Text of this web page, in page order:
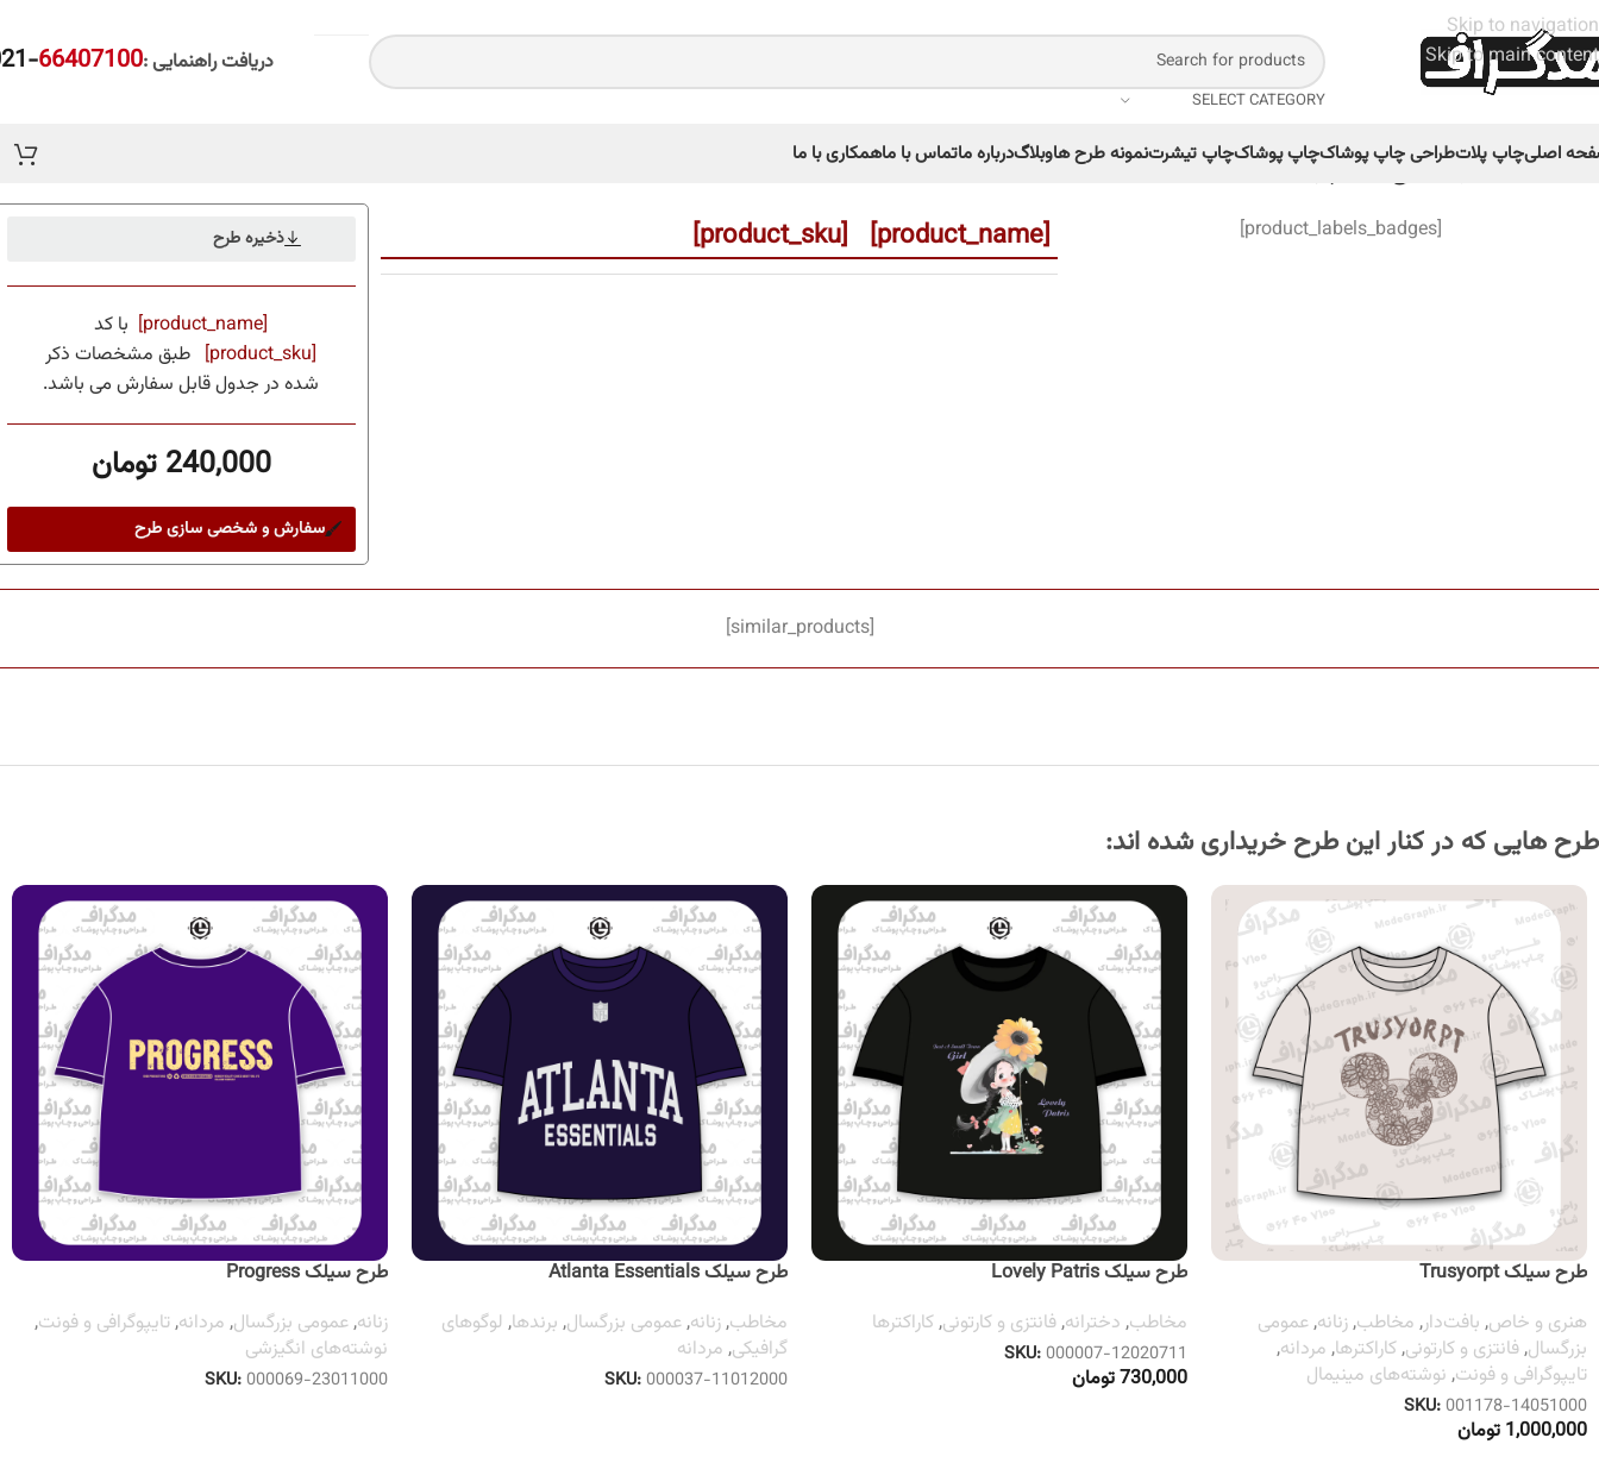
Skip to navigation
Skip to main content
SELECT CATEGORY
دریافت راهنمایی :66407100
-021
اصلیچاپ پلاتطراحی چاپ پوشاکچاپ پوشاکچاپ تیشرتنمونه طرح هاوبلاگدرباره ماتماس با ماهمکاری با ما
[product_labels_badges]
[product_name] [product_sku] ذخیره طرح
[product_name]
با کد
[product_sku]
طبق مشخصات ذکر
شده در جدول قابل سفارش می باشد.
240,000 تومان
سفارش و شخصی سازی طرح
[similar_products]
طرح هایی که در کنار این طرح خریداری شده اند:
طرح سیلک Trusyorpt
هنری و خاص, بافت‌دار, مخاطب,زنانه,عمومی
بزرگسال,فانتزی و کارتونی,کاراکترها, مردانه,
تایپوگرافی و فونت, نوشته‌های مینیمال
SKU:001178-14051000
1,000,000 تومان
طرح سیلک Lovely Patris
مخاطب, دخترانه,فانتزی و کارتونی,کاراکترها
SKU:000007-12020711
730,000تومان
طرح سیلک Atlanta Essentials
مخاطب,زنانه,عمومی بزرگسال, برندها, لوگوهای
گرافیکی, مردانه
SKU:000037-11012000
طرح سیلک Progress
زنانه,عمومی بزرگسال, مردانه,تایپوگرافی و فونت,
نوشته‌های انگیزشی
SKU:000069-23011000